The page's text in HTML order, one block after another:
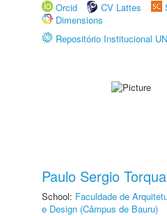
Orcid
CV Lattes
Dimensions
Repositório Institucional
Paulo Sergio
School: Faculdade de
e Design (Câmpus de Bauru)